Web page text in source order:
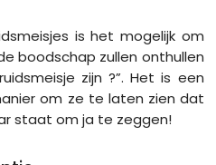
is het mogelijk om
boodschap zullen onthullen
zijn ?”. Het is een
om ze te laten zien dat
staat om ja te zeggen!